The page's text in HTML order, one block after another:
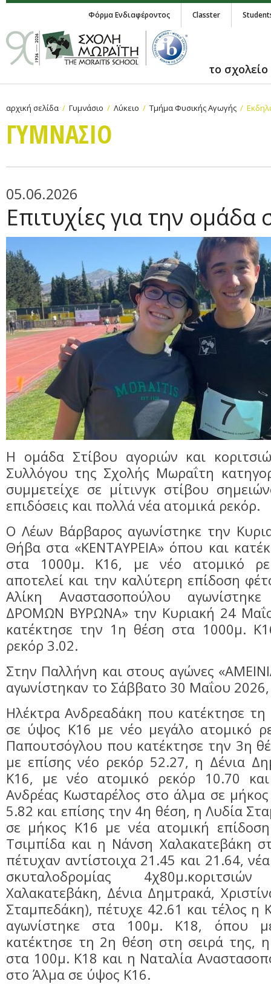
Φόρμα Ενδιαφέροντος Classter
το σχολείο
αρχική σελίδα Γυμνάσιο Λύκειο Τμήμα Φυσικής Αγωγής
ΓΥΜΝAΣΙΟ
05.06.2026
Επιτυχίες για την ομάδα
Η ομάδα Στίβου αγοριών και
Συλλόγου της Σχολής Μωραΐτη
συμμετείχε σε μίτινγκ στίβου
επιδόσεις και πολλά νέα ατομικά ρεκόρ.
Ο Λέων Βάρβαρος αγωνίστηκε την
Θήβα στα «ΚΕΝΤΑΥΡΕΙΑ» όπου και
στα 1000μ. Κ16, με νέο ατομικό
αποτελεί και την καλύτερη επίδοση
Αλίκη Αναστασοπούλου
ΔΡΟΜΩΝ ΒΥΡΩΝΑ» την Κυριακή 24
κατέκτησε την 1η θέση στα 1000μ.
ρεκόρ 3.02.
Στην Παλλήνη και στους αγώνες
αγωνίστηκαν το Σάββατο 30 Μαΐου 2026,
Ηλέκτρα Ανδρεαδάκη που κατέκτησε
σε ύψος Κ16 με νέο μεγάλο ατομικό
Παπουτσόγλου που κατέκτησε την 3η
με επίσης νέο ρεκόρ 52.27, η Δένια
Κ16, με νέο ατομικό ρεκόρ 10.70
Ανδρέας Κωσταρέλος στο άλμα σε
5.82 και επίσης την 4η θέση, η Λυδία
σε μήκος Κ16 με νέα ατομική
Τσιμπίδα και η Νάνση Χαλακατεβάκη
πέτυχαν αντίστοιχα 21.45 και 21.64,
σκυταλοδρομίας
Χαλακατεβάκη, Δένια Δημτρακά,
Σταμπεδάκη), πέτυχε 42.61 και τέλος η
αγωνίστηκε στα 100μ. Κ18, όπου
κατέκτησε τη 2η θέση στη σειρά της,
στα 100μ. Κ18 και η Ναταλία
στο Άλμα σε ύψος Κ16.